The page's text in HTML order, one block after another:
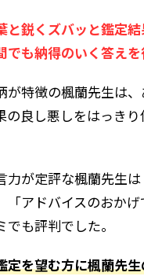
と鋭くズバッと鑑定
も納得のいく答えを
が特徴の楓蘭先生は
の良し悪しをはっきり
力が定評な楓蘭先生
「アドバイスのおか
も評判でした。
定を望む方に楓蘭先